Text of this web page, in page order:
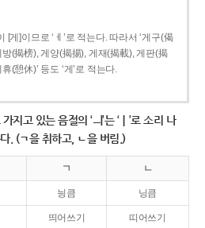
[게]이므로 ‘ㅔ’로 적는다. 따라서 ‘게구(偈
(揭榜), 게양(揭揚), 게재(揭載), 게판(揭
(憩休)’ 등도 ‘게’로 적는다.
지고 있는 음절의 ‘ㅢ’는 ‘ㅣ’로 소리 나
. (ㄱ을 취하고, ㄴ을 버림.)
ㄱ ㄴ
닁큼 닝큼
띄어쓰기 띠어쓰기